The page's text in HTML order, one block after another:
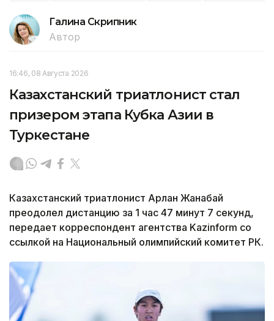
Галина Скрипник
Автор
16:46, 08 Августа 2026
Казахстанский триатлонист стал
призером этапа Кубка Азии в
Туркестане
Казахстанский триатлонист Арлан Жанабай
преодолел дистанцию за 1 час 47 минут 7 секунд,
передает корреспондент агентства Kazinform со
ссылкой на Национальный олимпийский комитет РК.